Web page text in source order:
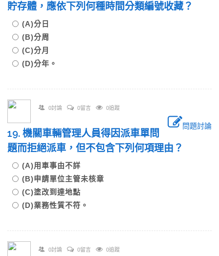
貯存體，應依下列何種時間分類編號收藏？
(A)分日
(B)分周
(C)分月
(D)分年。
0討論 0留言 0追蹤
問題討論
19. 機關車輛管理人員得因派車單問
題而拒絕派車，但不包含下列何項理由？
(A)用車事由不詳
(B)申請單位主管未核章
(C)塗改到達地點
(D)業務性質不符。
0討論 0留言 0追蹤